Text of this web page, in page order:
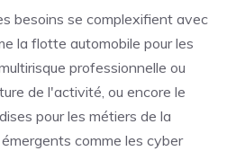
besoins se complexifient avec
la flotte automobile pour les
professionnelle ou
de l'activité, ou encore le
pour les métiers de la
comme les cyber